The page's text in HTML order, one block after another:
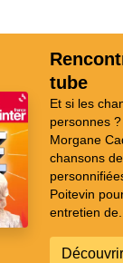
tube
Et si les
personnes
Morgane
chansons
Poitevin
entretien
Découvrir